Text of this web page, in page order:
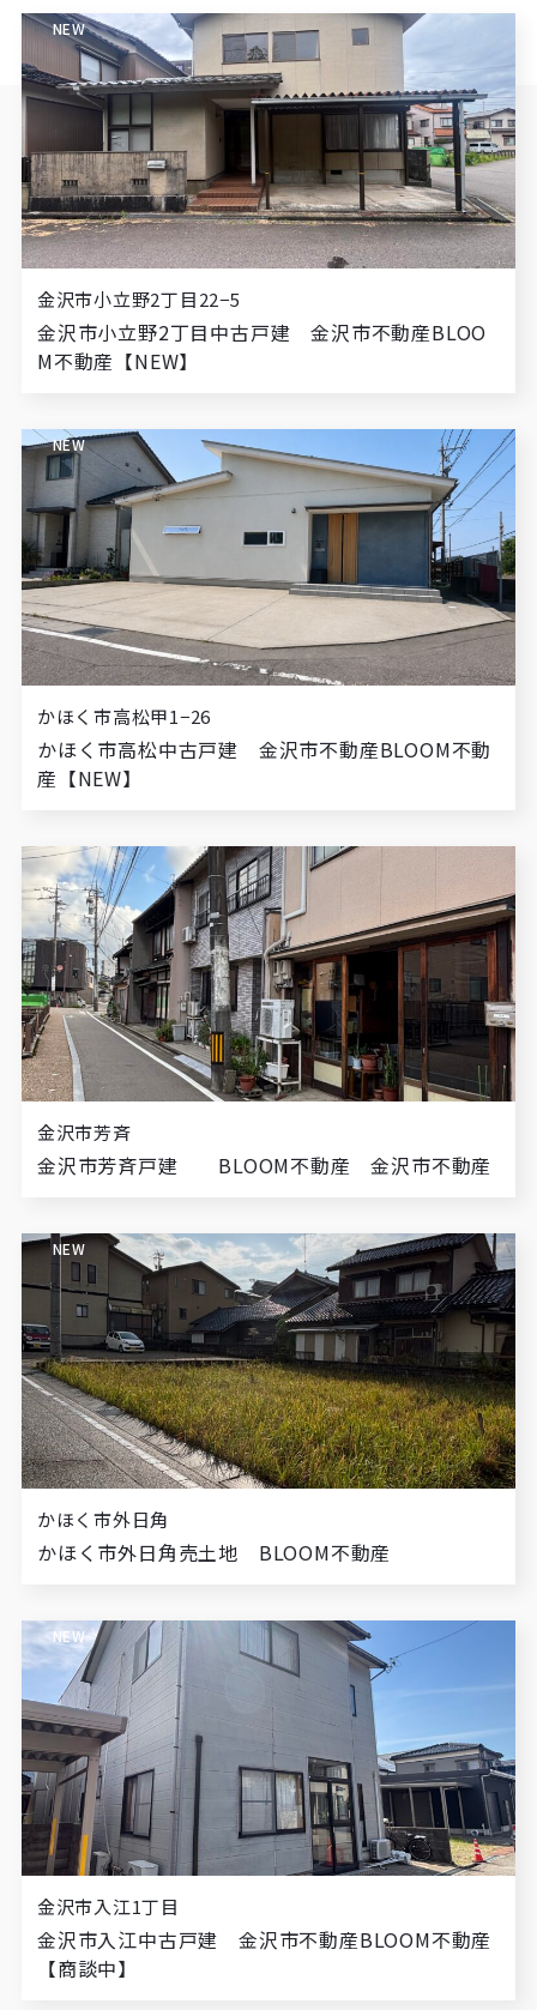
金沢市小立野2丁目22−5
金沢市小立野2丁目中古戸建 金沢市不動産BLOO
M不動産【NEW】
NEW
かほく市高松甲1−26
かほく市高松中古戸建 金沢市不動産BLOOM不動
産【NEW】
NEW
金沢市芳斉
金沢市芳斉戸建 BLOOM不動産 金沢市不動産
かほく市外日角
かほく市外日角売土地 BLOOM不動産
NEW
金沢市入江1丁目
金沢市入江中古戸建 金沢市不動産BLOOM不動産
【商談中】
NEW